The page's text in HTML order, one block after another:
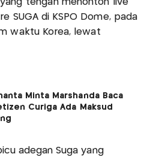
yang tengah menonton live
SUGA di KSPO Dome, pada
waktu Korea, lewat
Minta Marshanda Baca
Curiga Ada Maksud
adegan Suga yang